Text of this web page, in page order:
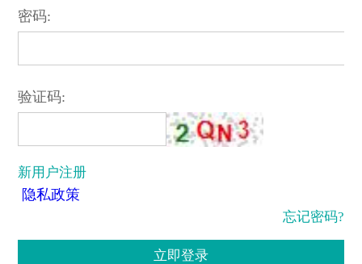
密码:
验证码:
新用户注册
隐私政策
忘记密码?
立即登录